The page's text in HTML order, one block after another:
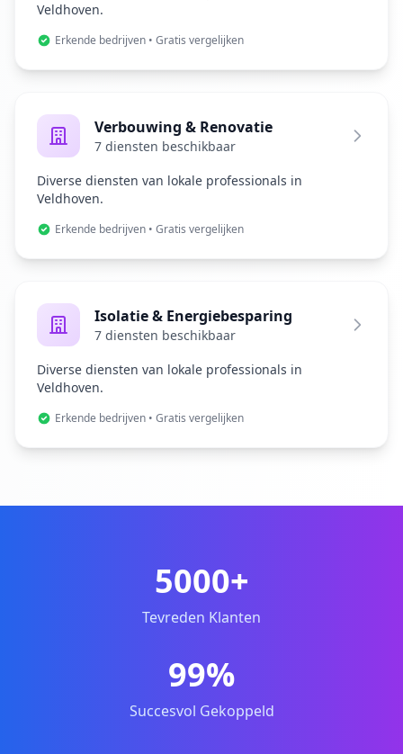
Veldhoven.
Erkende bedrijven • Gratis vergelijken
Verbouwing & Renovatie
7 diensten beschikbaar
Diverse diensten van lokale professionals in
Veldhoven.
Erkende bedrijven • Gratis vergelijken
Isolatie & Energiebesparing
7 diensten beschikbaar
Diverse diensten van lokale professionals in
Veldhoven.
Erkende bedrijven • Gratis vergelijken
5000+
Tevreden Klanten
99%
Succesvol Gekoppeld